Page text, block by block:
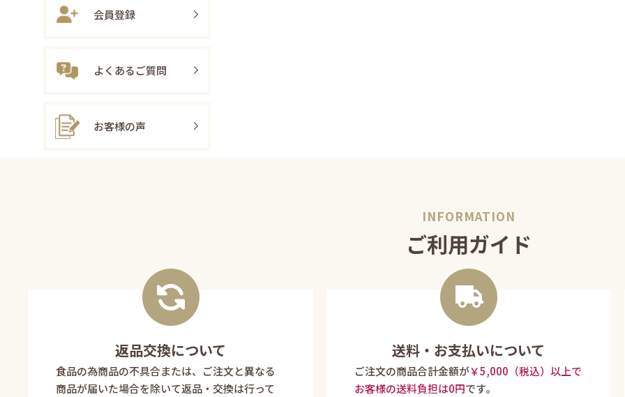
会員登録
よくあるご質問
お客様の声
ご利用ガイド
返品交換について
食品の為商品の不具合または、ご注文と異なる
商品が届いた場合を除いて返品・交換は行って
送料・お支払いについて
ご注文の商品合計金額が￥5,000（税込）以上で
お客様の送料負担は0円です。